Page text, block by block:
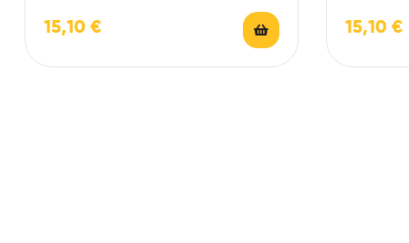
15,10 € 15,10 €